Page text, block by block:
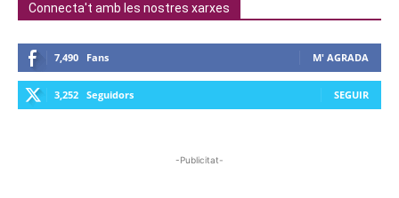
Connecta't amb les nostres xarxes
7,490 Fans M' AGRADA
3,252 Seguidors SEGUIR
-Publicitat-